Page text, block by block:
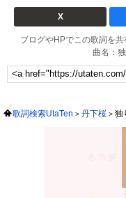
X
ブログやHPでこの歌詞を
曲名：
歌詞検索UtaTen 丹下桜 独